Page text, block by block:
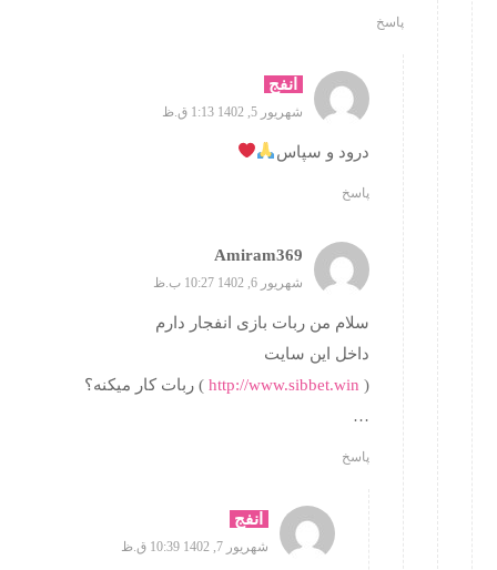
پاسخ
انفج
شهریور 5, 1402 1:13 ق.ظ
درود و سپاس
پاسخ
Amiram369
شهریور 6, 1402 10:27 ب.ظ
سلام من ربات بازی انفجار دارم
داخل این سایت
(
http://www.sibbet.win ) ربات کار میکنه؟
…
پاسخ
انفج
شهریور 7, 1402 10:39 ق.ظ